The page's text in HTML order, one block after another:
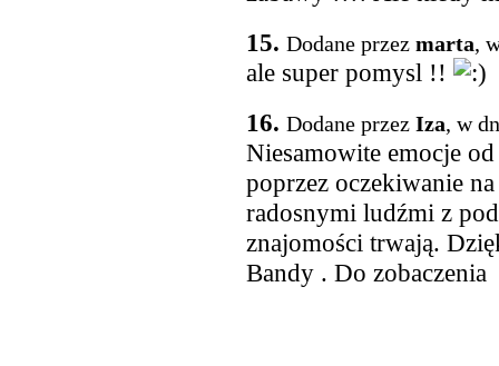
15. Dodane przez marta,
ale super pomysl !!
16. Dodane przez Iza, w
Niesamowite emocje
poprzez oczekiwanie
radosnymi ludźmi z
znajomości trwają.
Bandy . Do zobaczenia